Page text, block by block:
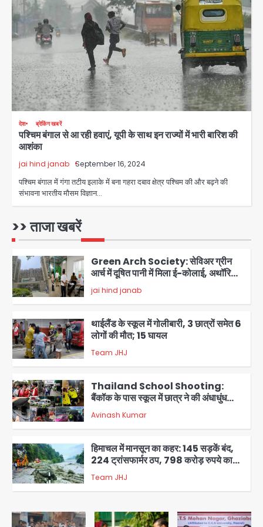
देश ब्रेकिंग खबरें
पश्चिम बंगाल से आ रही हवाएं, यूपी के साथ इन राज्यों में भारी बारिश की
आशंका
jai hind janab September 16, 2024
पश्चिम बंगाल में गंगा तटीय इलाके में बना गहरा दबाव क्षेत्र पश्चिम की और बढ़ने की
संभावना भारतीय मौसम विज्ञान…
>> ताजा खबरें
थाईलैंड के स्कूल में गोलीबारी, 3 छात्रों समेत 6
लोगों की मौत; 15 घायल
Team JHJ
4
Thailand School Shooting:
बैंकॉक के पास स्कूल में छात्र ने की अंधाधुंध
फायरिंग, हमलावर सहित सात की मौत, 15
घायल
Avinash Kumar
हिमाचल में मानसून का कहर: 145 सड़कें बंद,
नुकसान
Team JHJ
1
Patna violence: पटना में सड़क हादसे में
2
Green Arch Society: सेविअर ग्रीन
आर्च में दूषित पानी में मिला ई-कोलाई, अथॉरिटी
ने शुरू की सैंपलिंग जांच
jai hind janab
3
थाईलैंड के स्कूल में गोलीबारी, 3 छात्रों समेत 6
लोगों की मौत; 15 घायल
Team JHJ
4
Thailand School Shooting:
बैंकॉक के पास स्कूल में छात्र ने की अंधाधुंध
फायरिंग, हमलावर सहित सात की मौत, 15
घायल
Avinash Kumar
5
हिमाचल में मानसून का कहर: 145 सड़कें बंद,
224 ट्रांसफार्मर ठप, 798 करोड़ रुपये का
नुकसान
Team JHJ
Patna violence: पटना में सड़क हादसे में
युवक की मौत के बाद भड़की हिंसा, उपद्रवियों ने